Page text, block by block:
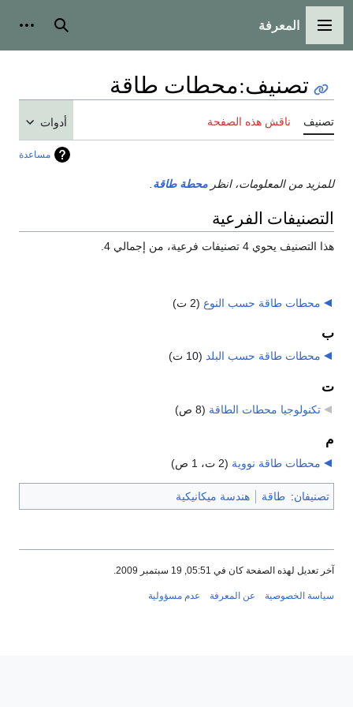
القائمة الرئيسية
المعرفة بحث
تصنيف:محطات طاقة
تصنيف ناقش هذه الصفحة أدوات
مساعدة
للمزيد من المعلومات، انظرمحطة طاقة
التصنيفات الفرعية
هذا التصنيف يحوي 4 تصنيفات فرعية، من إجمالي 4.
محطات طاقة حسب النوع (2 ت)
ب
محطات طاقة حسب البلد (10 ت)
ت
تكنولوجيا محطات الطاقة (8 ص)
م
محطات طاقة نووية (2 ت، 1 ص)
تصنيفان: طاقة هندسة ميكانيكية
آخر تعديل لهذه الصفحة كان في 05:51, 19 سبتمبر 2009.
سياسة الخصوصية عن المعرفة عدم مسؤولية